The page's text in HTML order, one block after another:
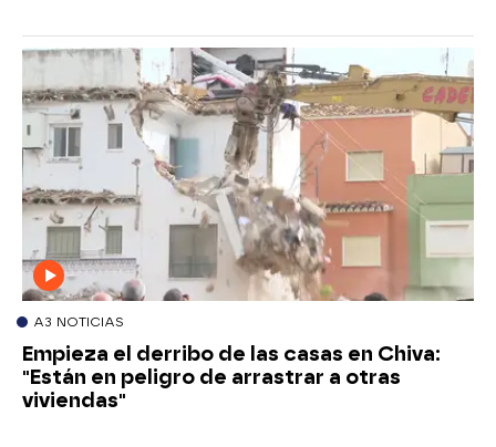
A3 NOTICIAS
Empieza el derribo de las casas en Chiva:
"Están en peligro de arrastrar a otras
viviendas"